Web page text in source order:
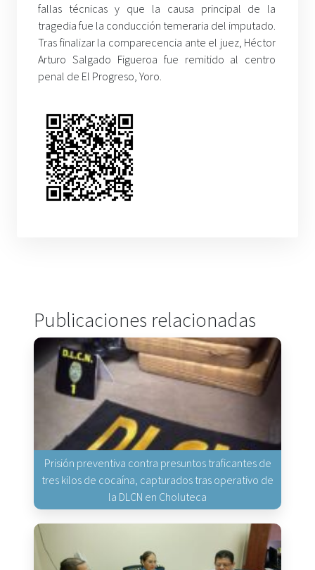
fallas técnicas y que la causa principal de la
tragedia fue la conducción temeraria del imputado.
Tras finalizar la comparecencia ante el juez, Héctor
Arturo Salgado Figueroa fue remitido al centro
penal de El Progreso, Yoro.
Publicaciones relacionadas
Prisión preventiva contra presuntos traficantes de
tres kilos de cocaína, capturados tras operativo de
la DLCN en Choluteca